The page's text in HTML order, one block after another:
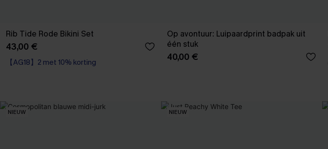
Rib Tide Rode Bikini Set
43,00 €
【AG18】2 met 10% korting
Op avontuur: Luipaardprint badpak uit
één stuk
40,00 €
NIEUW NIEUW